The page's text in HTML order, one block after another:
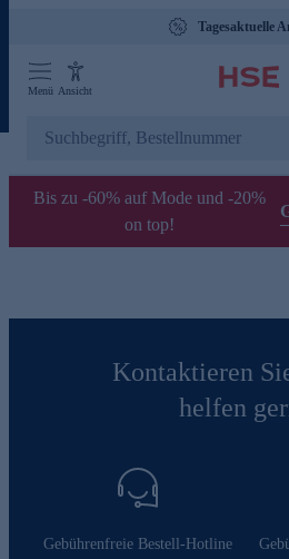
Tagesaktuelle
Menü Ansicht
Bis zu -60% auf Mode und -20%
on top!
Kontaktieren
helfen
Gebührenfreie Bestell-Hotline